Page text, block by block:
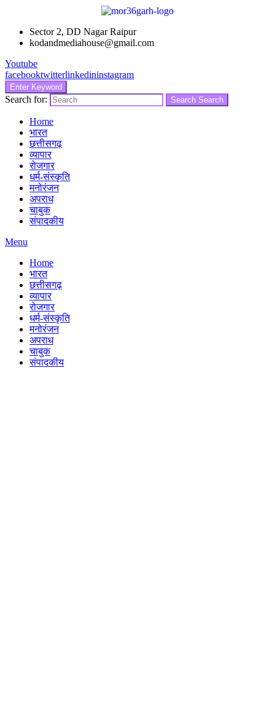
Sector 2, DD Nagar Raipur
kodandmediahouse@gmail.com
Youtube
facebooktwitterlinkedininstagram
Enter Keyword
Search for: Search Search
Home
भारत
छत्तीसगढ़
व्यापार
रोजगार
धर्म-संस्कृति
मनोरंजन
अपराध
चाबुक
संपादकीय
Menu
Home
भारत
छत्तीसगढ़
व्यापार
रोजगार
धर्म-संस्कृति
मनोरंजन
अपराध
चाबुक
संपादकीय